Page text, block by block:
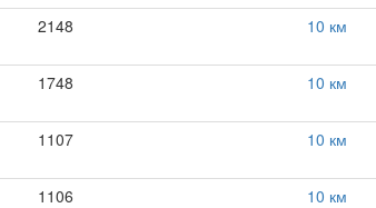
2148 10 км
1748 10 км
1107 10 км
1106 10 км